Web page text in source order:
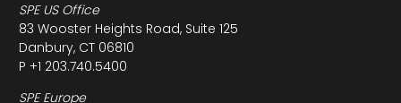
SPE US Office
83 Wooster Heights Road, Suite 125
Danbury, CT 06810
P +1 203.740.5400
SPE Europe